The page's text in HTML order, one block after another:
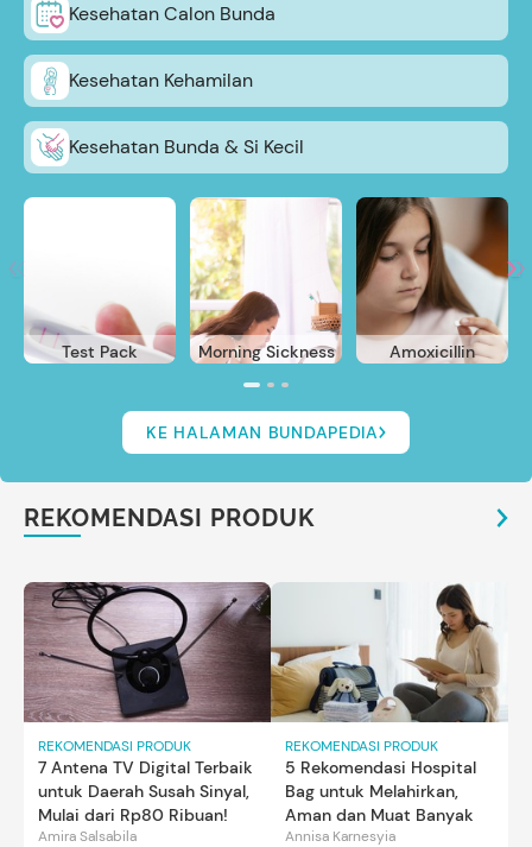
Kesehatan Calon Bunda
Kesehatan Kehamilan
Kesehatan Bunda & Si Kecil
Test Pack Morning Sickness Amoxicillin
KE HALAMAN BUNDAPEDIA
REKOMENDASI PRODUK
REKOMENDASI PRODUK
7 Antena TV Digital Terbaik
untuk Daerah Susah Sinyal,
Mulai dari Rp80 Ribuan!
Amira Salsabila
REKOMENDASI PRODUK
5 Rekomendasi Hospital
Bag untuk Melahirkan,
Aman dan Muat Banyak
Annisa Karnesyia